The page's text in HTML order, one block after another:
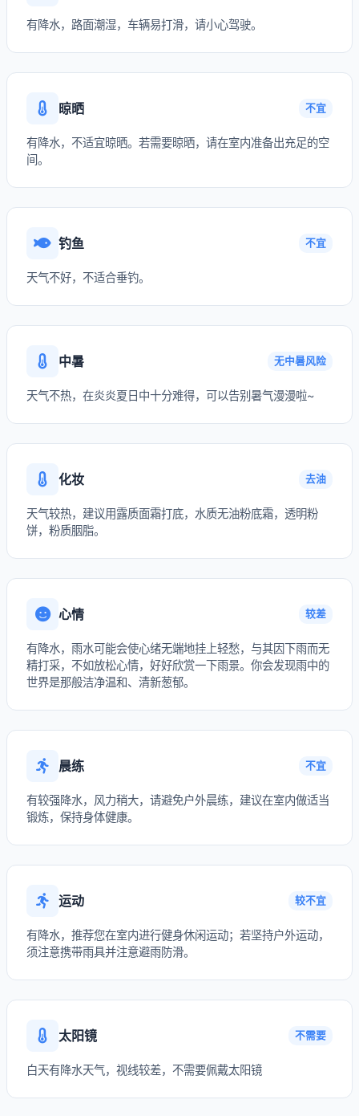
有降水，路面潮湿，车辆易打滑，请小心驾驶。
晾晒 不宜
有降水，不适宜晾晒。若需要晾晒，请在室内准备出充足的空
间。
钓鱼 不宜
天气不好，不适合垂钓。
中暑 无中暑风险
天气不热，在炎炎夏日中十分难得，可以告别暑气漫漫啦~
化妆 去油
天气较热，建议用露质面霜打底，水质无油粉底霜，透明粉
饼，粉质胭脂。
心情 较差
有降水，雨水可能会使心绪无端地挂上轻愁，与其因下雨而无
精打采，不如放松心情，好好欣赏一下雨景。你会发现雨中的
世界是那般洁净温和、清新葱郁。
晨练 不宜
有较强降水，风力稍大，请避免户外晨练，建议在室内做适当
锻炼，保持身体健康。
运动 较不宜
有降水，推荐您在室内进行健身休闲运动；若坚持户外运动，
须注意携带雨具并注意避雨防滑。
太阳镜 不需要
白天有降水天气，视线较差，不需要佩戴太阳镜